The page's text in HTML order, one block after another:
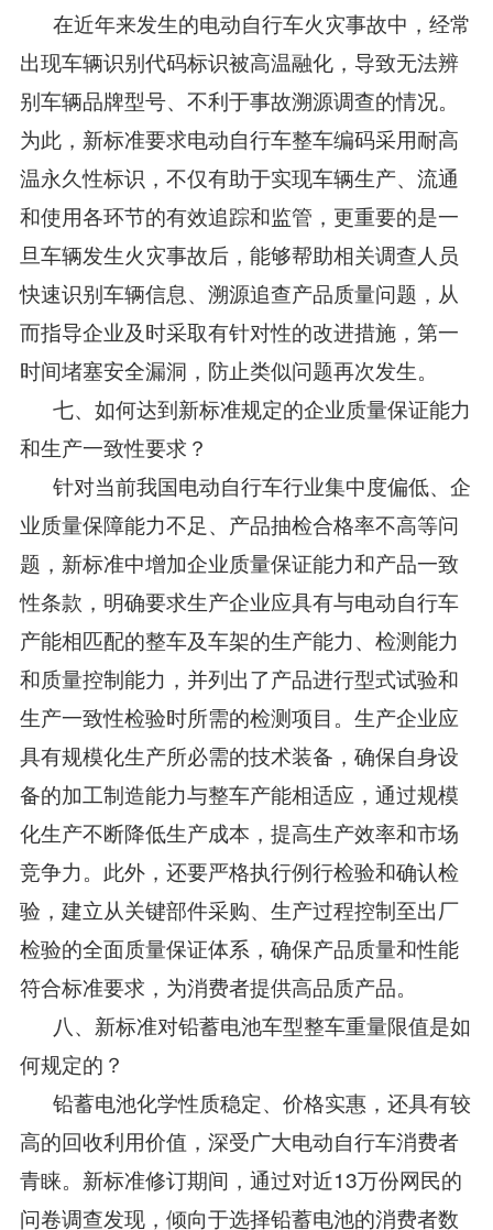
在近年来发生的电动自行车火灾事故中，经常
出现车辆识别代码标识被高温融化，导致无法辨
别车辆品牌型号、不利于事故溯源调查的情况。
为此，新标准要求电动自行车整车编码采用耐高
温永久性标识，不仅有助于实现车辆生产、流通
和使用各环节的有效追踪和监管，更重要的是一
旦车辆发生火灾事故后，能够帮助相关调查人员
快速识别车辆信息、溯源追查产品质量问题，从
而指导企业及时采取有针对性的改进措施，第一
时间堵塞安全漏洞，防止类似问题再次发生。
七、如何达到新标准规定的企业质量保证能力
和生产一致性要求？
针对当前我国电动自行车行业集中度偏低、企
业质量保障能力不足、产品抽检合格率不高等问
题，新标准中增加企业质量保证能力和产品一致
性条款，明确要求生产企业应具有与电动自行车
产能相匹配的整车及车架的生产能力、检测能力
和质量控制能力，并列出了产品进行型式试验和
生产一致性检验时所需的检测项目。生产企业应
具有规模化生产所必需的技术装备，确保自身设
备的加工制造能力与整车产能相适应，通过规模
化生产不断降低生产成本，提高生产效率和市场
竞争力。此外，还要严格执行例行检验和确认检
验，建立从关键部件采购、生产过程控制至出厂
检验的全面质量保证体系，确保产品质量和性能
符合标准要求，为消费者提供高品质产品。
八、新标准对铅蓄电池车型整车重量限值是如
何规定的？
铅蓄电池化学性质稳定、价格实惠，还具有较
高的回收利用价值，深受广大电动自行车消费者
青睐。新标准修订期间，通过对近13万份网民的
问卷调查发现，倾向于选择铅蓄电池的消费者数